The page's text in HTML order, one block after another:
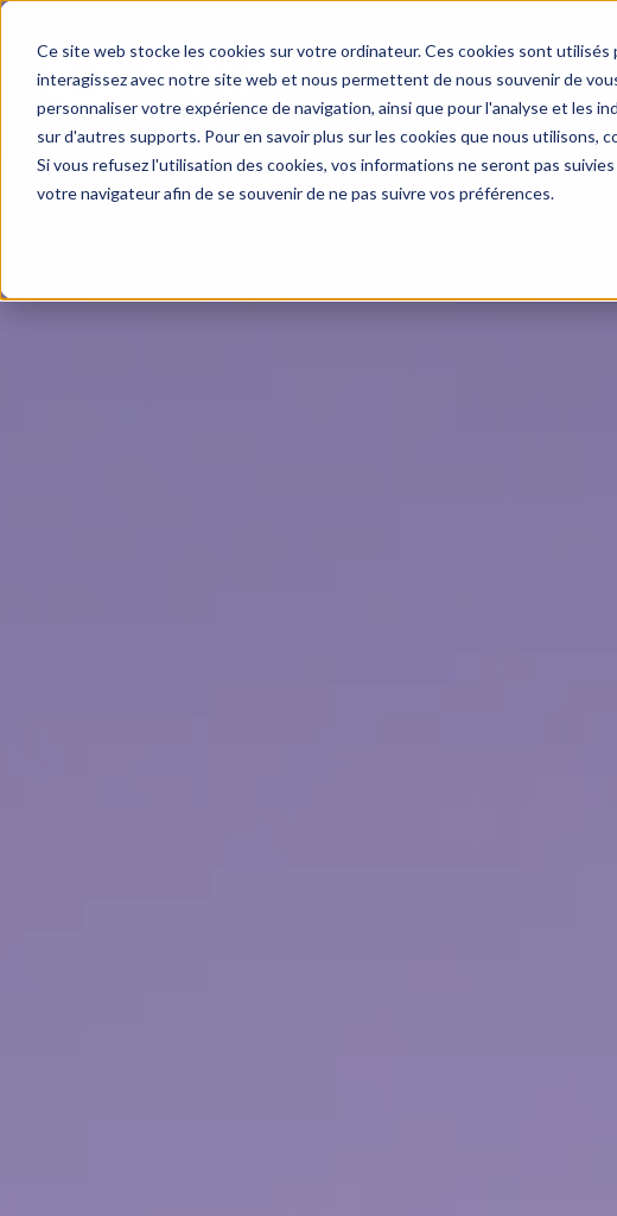
Ce site web stocke les cookies sur votre ordinateur. Ces cookies sont
interagissez avec notre site web et nous permettent de nous souvenir de
personnaliser votre expérience de navigation, ainsi que pour l'analyse et les
sur d'autres supports. Pour en savoir plus sur les cookies que nous
Si vous refusez l'utilisation des cookies, vos informations ne seront pas
votre navigateur afin de se souvenir de ne pas suivre vos préférences.
Urgences